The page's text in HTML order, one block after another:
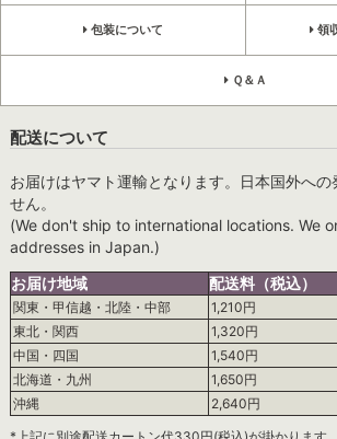
包装について 領
Ｑ＆Ａ
配送について
お届けはヤマト運輸となります。日本国外への
せん。
(We don't ship to international locations. We
addresses in Japan.)
お届け地域
配送料（税込）
関東・甲信越・北陸・中部
1,210円
東北・関西
1,320円
中国・四国
1,540円
北海道・九州
1,650円
沖縄
2,640円